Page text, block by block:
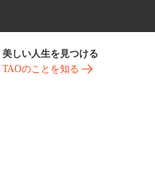
美しい人生を見つける
TAOのことを知る